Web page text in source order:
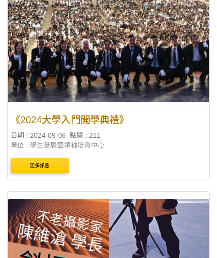
《2024大學入門開學典禮》
日期 : 2024-09-06
點閱 : 211
單位 : 學生發展暨領袖培育中心
更多訊息